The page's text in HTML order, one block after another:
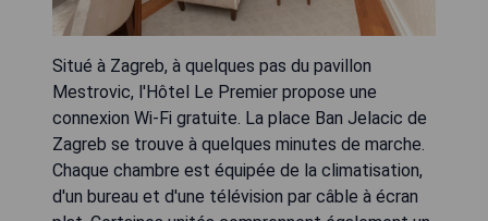
Situé à Zagreb, à quelques pas du pavillon
Mestrovic, l'Hôtel Le Premier propose une
connexion Wi-Fi gratuite. La place Ban Jelacic de
Zagreb se trouve à quelques minutes de marche.
Chaque chambre est équipée de la climatisation,
d'un bureau et d'une télévision par câble à écran